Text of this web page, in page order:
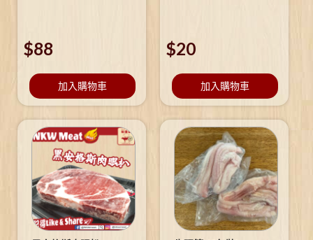
$88
加入購物車
$20
加入購物車